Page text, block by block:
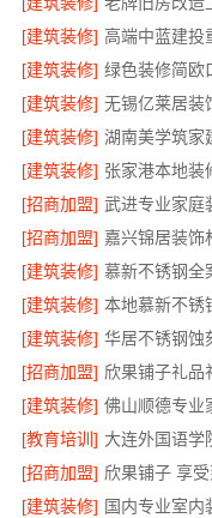
[建筑装修] 高端中蓝建投
[建筑装修] 绿色装修简欧
[建筑装修]
[建筑装修] 湖南美学筑家
[建筑装修]
[招商加盟]
[招商加盟]
[建筑装修] 慕新不锈钢全
[建筑装修] 本地慕新不锈
[建筑装修] 华居不锈钢蚀
[招商加盟] 欣果铺子礼品
[建筑装修]
[教育培训] 大连外国语学
[招商加盟] 欣果铺子 享
[建筑装修] 国内专业室内